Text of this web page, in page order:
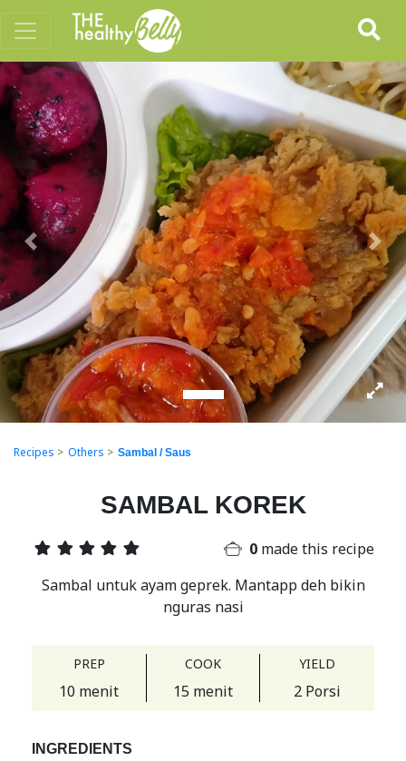
Previous Next
Recipes > Others > Sambal / Saus
SAMBAL KOREK
0 made this recipe
Sambal untuk ayam geprek. Mantapp deh bikin
nguras nasi
PREP
10 menit
COOK
15 menit
YIELD
2 Porsi
INGREDIENTS